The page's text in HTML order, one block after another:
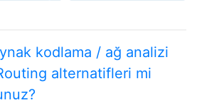
kodlama / ağ analizi
alternatifleri mi